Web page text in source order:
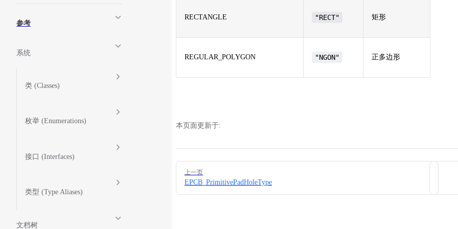
参考
系统
类 (Classes)
枚举 (Enumerations)
接口 (Interfaces)
类型 (Type Aliases)
文档树
RECTANGLE "RECT" 矩形
REGULAR_POLYGON "NGON" 正多边形
本页面更新于:
Pager
上一页
EPCB_PrimitivePadHoleType